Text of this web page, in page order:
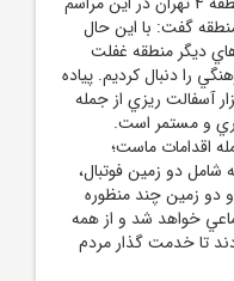
شهري در منطقه گفت: با اين حال
ديگر منطقه غفلت
را دنبال کرديم. پياده
ايمن سازي و بيش از 44 هزار آسفالت ريزي از جمله
و مستمر است.
اقدامات ماست؛
دو زمين فوتبال،
دو زمين چند منظوره
خواهد شد و از همه
تا خدمت گذار مردم